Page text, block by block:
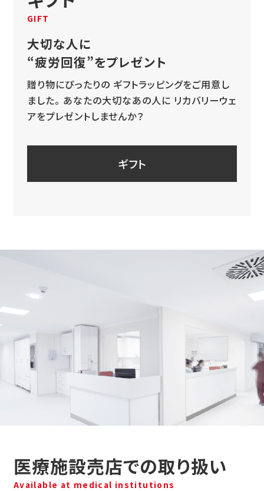
GIFT
大切な人に
“疲労回復”をプレゼント
贈り物にぴったりの ギフトラッピングをご用意し
ました。 あなたの大切なあの人に リカバリーウェ
アをプレゼントしませんか？
ギフト
医療施設売店での取り扱い
Available at medical institutions